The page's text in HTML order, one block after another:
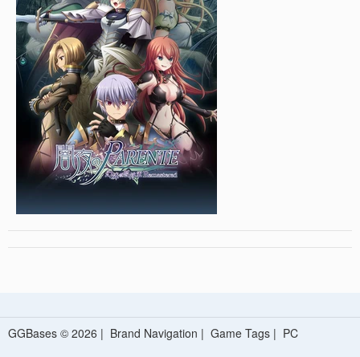
GGBases © 2026 | Brand Navigation | Game Tags | PC